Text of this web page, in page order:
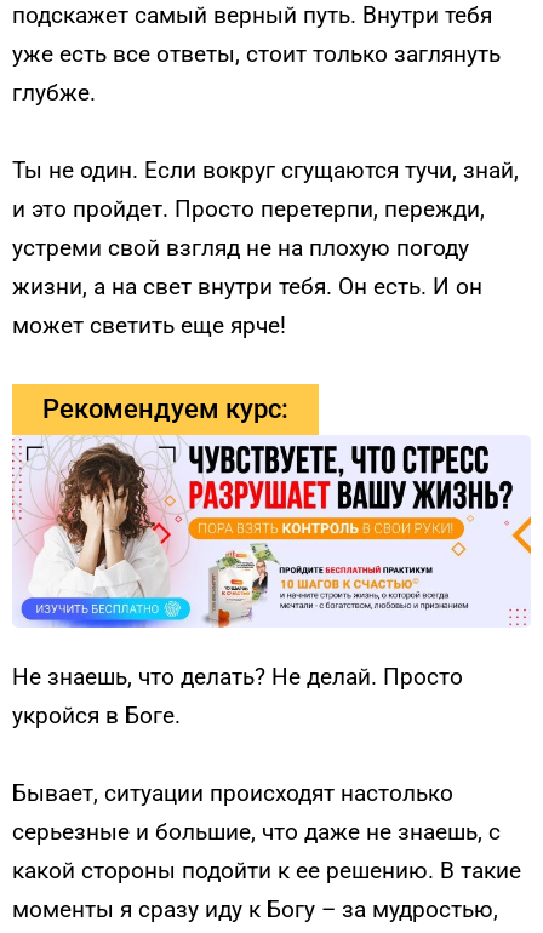
подскажет самый верный путь. Внутри тебя
уже есть все ответы, стоит только заглянуть
глубже.
Ты не один. Если вокруг сгущаются тучи, знай,
и это пройдет. Просто перетерпи, пережди,
устреми свой взгляд не на плохую погоду
жизни, а на свет внутри тебя. Он есть. И он
может светить еще ярче!
Рекомендуем курс:
Не знаешь, что делать? Не делай. Просто
укройся в Боге.
Бывает, ситуации происходят настолько
серьезные и большие, что даже не знаешь, с
какой стороны подойти к ее решению. В такие
моменты я сразу иду к Богу – за мудростью,